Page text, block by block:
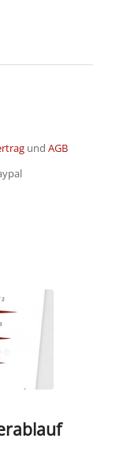
und AGB